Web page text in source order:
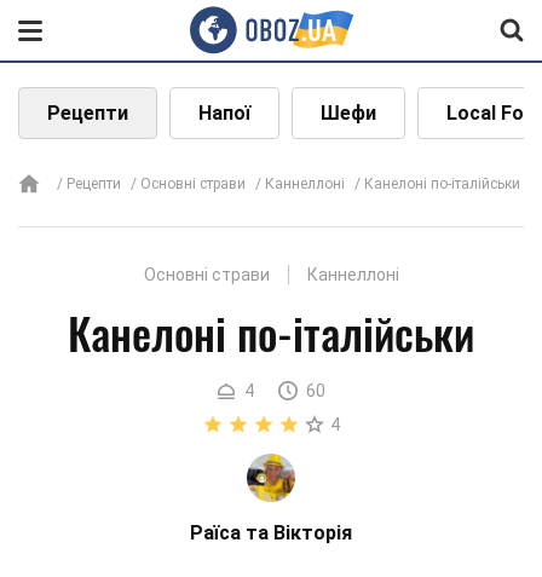
Рецепти Напої Шефи Local
Рецепти Основні страви Каннеллоні Канелоні по-італійськи
Основні страви Каннеллоні
Канелоні по-італійськи
4
60
4
Раїса та Вікторія